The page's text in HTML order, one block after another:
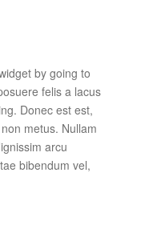
by going to
felis a lacus
Donec est est,
metus. Nullam
arcu
bibendum vel,